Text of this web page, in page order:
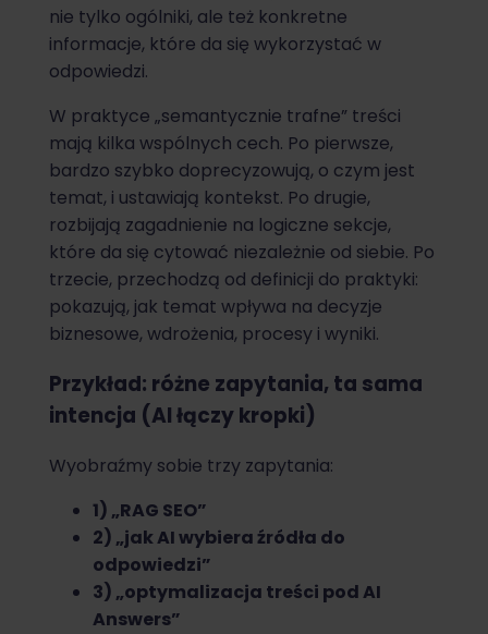
nie tylko ogólniki, ale też konkretne
informacje, które da się wykorzystać w
odpowiedzi.
W praktyce „semantycznie trafne” treści
mają kilka wspólnych cech. Po pierwsze,
bardzo szybko doprecyzowują, o czym jest
temat, i ustawiają kontekst. Po drugie,
rozbijają zagadnienie na logiczne sekcje,
które da się cytować niezależnie od siebie. Po
trzecie, przechodzą od definicji do praktyki:
pokazują, jak temat wpływa na decyzje
biznesowe, wdrożenia, procesy i wyniki.
Przykład: różne zapytania, ta sama
intencja (AI łączy kropki)
Wyobraźmy sobie trzy zapytania:
1) „RAG SEO”
2) „jak AI wybiera źródła do
odpowiedzi”
3) „optymalizacja treści pod AI
Answers”